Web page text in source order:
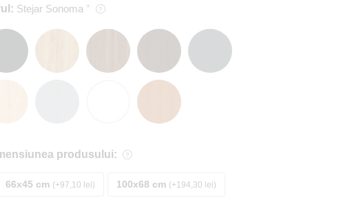
Stejar Sonoma
produsului:
66x45 cm +97,10 lei 100x68 cm +194,30 lei